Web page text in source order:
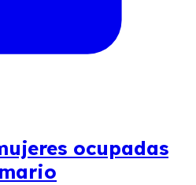
ocupadas